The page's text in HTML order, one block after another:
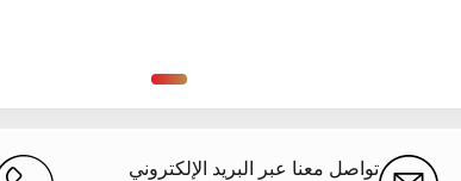
تواصل معنا عبر البريد الإلكتروني